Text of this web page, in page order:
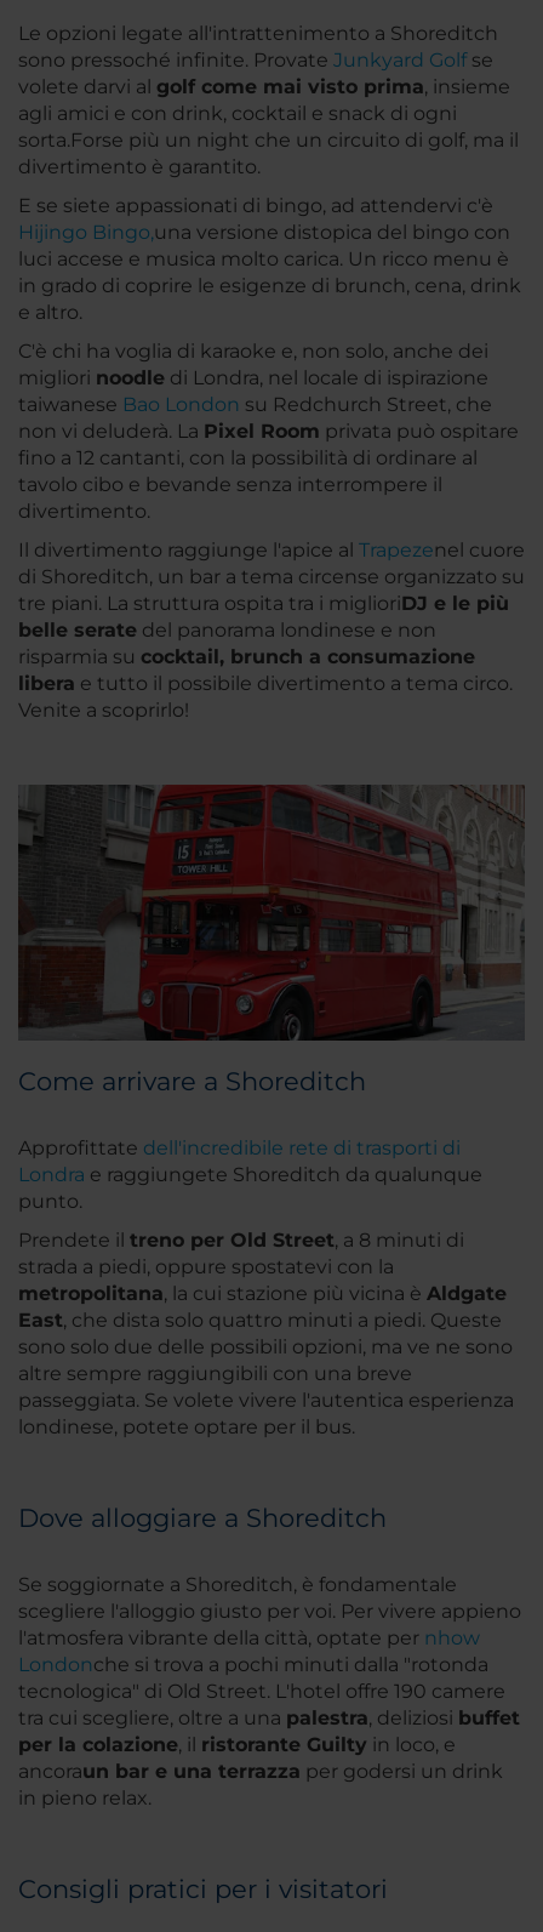
Le opzioni legate all'intrattenimento a Shoreditch
sono pressoché infinite. Provate Junkyard Golfse
volete darvi al golf come mai visto prima, insieme
agli amici e con drink, cocktail e snack di ogni
sorta.Forse più un night che un circuito di golf, ma il
divertimento è garantito.
E se siete appassionati di bingo, ad attendervi c'è
Hijingo Bingo,una versione distopica del bingo con
luci accese e musica molto carica. Un ricco menu è
in grado di coprire le esigenze di brunch, cena, drink
e altro.
C'è chi ha voglia di karaoke e, non solo, anche dei
migliori noodle di Londra, nel locale di ispirazione
taiwanese Bao London su Redchurch Street, che
non vi deluderà. La Pixel Room privata può ospitare
fino a 12 cantanti, con la possibilità di ordinare al
tavolo cibo e bevande senza interrompere il
divertimento.
Il divertimento raggiunge l'apice al Trapezenel cuore
di Shoreditch, un bar a tema circense organizzato su
tre piani. La struttura ospita tra i miglioriDJ e le più
belle serate del panorama londinese e non
risparmia su cocktail, brunch a consumazione
libera e tutto il possibile divertimento a tema circo.
Venite a scoprirlo!
Come arrivare a Shoreditch
Approfittate dell'incredibile rete di trasporti di
Londra e raggiungete Shoreditch da qualunque
punto.
Prendete il treno per Old Street, a 8 minuti di
strada a piedi, oppure spostatevi con la
metropolitana, la cui stazione più vicina è Aldgate
East, che dista solo quattro minuti a piedi. Queste
sono solo due delle possibili opzioni, ma ve ne sono
altre sempre raggiungibili con una breve
passeggiata. Se volete vivere l'autentica esperienza
londinese, potete optare per il bus.
Dove alloggiare a Shoreditch
Se soggiornate a Shoreditch, è fondamentale
scegliere l'alloggio giusto per voi. Per vivere appieno
l'atmosfera vibrante della città, optate per nhow
Londonche si trova a pochi minuti dalla "rotonda
tecnologica" di Old Street. L'hotel offre 190 camere
tra cui scegliere, oltre a una palestra, deliziosi buffet
per la colazione, il ristorante Guilty in loco, e
ancoraun bar e una terrazza per godersi un drink
in pieno relax.
Consigli pratici per i visitatori